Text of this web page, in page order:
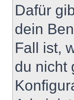
Dafür
dein
Fall ist,
du nicht